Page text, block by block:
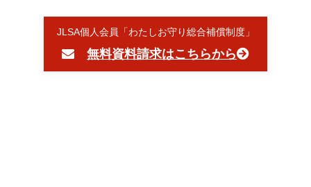
JLSA個人会員「わたしお守り総合補償制度」
無料資料請求はこちらから